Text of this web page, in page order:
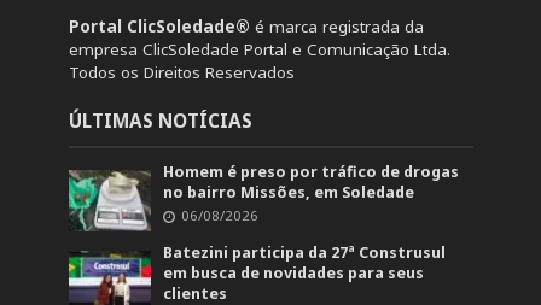
Portal ClicSoledade® é marca registrada da
empresa ClicSoledade Portal e Comunicação Ltda.
Todos os Direitos Reservados
ÚLTIMAS NOTÍCIAS
Homem é preso por tráfico de drogas
no bairro Missões, em Soledade
06/08/2026
Batezini participa da 27ª Construsul
em busca de novidades para seus
clientes